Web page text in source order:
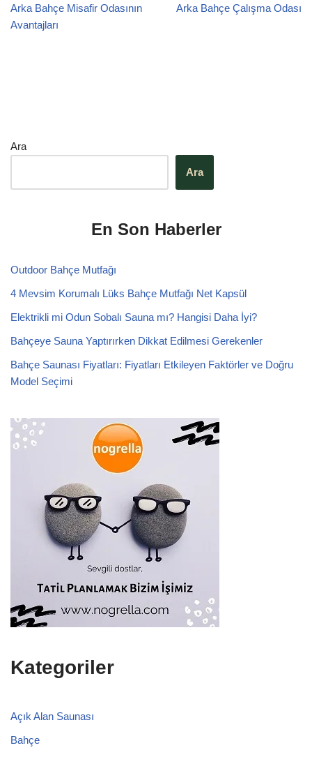
Arka Bahçe Misafir Odasının
Avantajları
Arka Bahçe Çalışma Odası
Ara
Ara
En Son Haberler
Outdoor Bahçe Mutfağı
4 Mevsim Korumalı Lüks Bahçe Mutfağı Net Kapsül
Elektrikli mi Odun Sobalı Sauna mı? Hangisi Daha İyi?
Bahçeye Sauna Yaptırırken Dikkat Edilmesi Gerekenler
Bahçe Saunası Fiyatları: Fiyatları Etkileyen Faktörler ve Doğru
Model Seçimi
Kategoriler
Açık Alan Saunası
Bahçe